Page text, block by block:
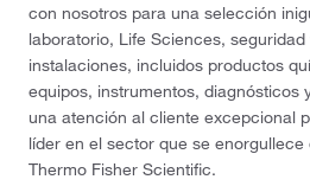
con nosotros para una selección
laboratorio, Life Sciences, seguridad
instalaciones, incluidos productos
equipos, instrumentos, diagnósticos
una atención al cliente excepcional
líder en el sector que se
Thermo Fisher Scientific.